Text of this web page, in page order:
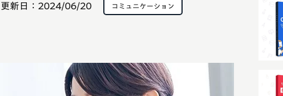
更新日： 2024/06/20 コミュニケーション